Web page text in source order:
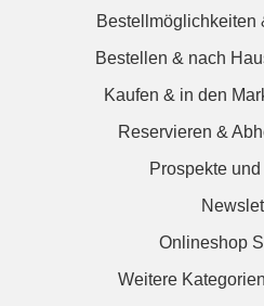
Bestellmöglichkeiten
Bestellen & nach
Kaufen & in den
Reservieren &
Prospekte
Onlineshop
Weitere